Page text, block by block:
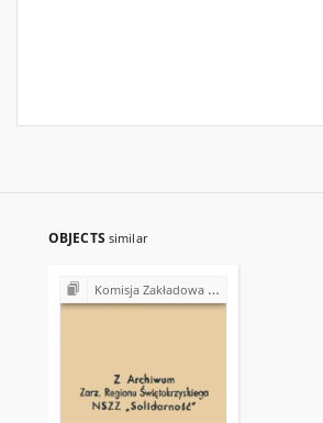
OBJECTS similar
Komisja Zakładowa NSZZ "Solidarność" w Fabryce Łożysk Tocznych "Iskra" w Kielcach (lata 90.)